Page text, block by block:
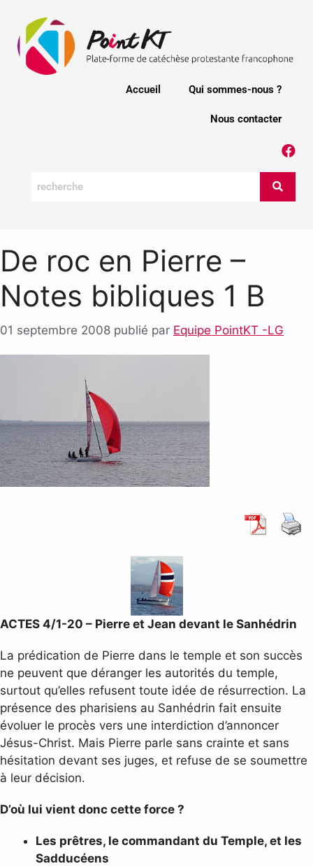
Accueil Qui sommes-nous ?
Nous contacter
De roc en Pierre –
Notes bibliques 1 B
01 septembre 2008 publié par Equipe PointKT -LG
ACTES 4/1-20 – Pierre et Jean devant le Sanhédrin
La prédication de Pierre dans le temple et son succès
ne peuvent que déranger les autorités du temple,
surtout qu’elles refusent toute idée de résurrection. La
présence des pharisiens au Sanhédrin fait ensuite
évoluer le procès vers une interdiction d’annoncer
Jésus-Christ. Mais Pierre parle sans crainte et sans
hésitation devant ses juges, et refuse de se soumettre
à leur décision.
D’où lui vient donc cette force ?
Les prêtres, le commandant du Temple, et les
Sadducéens